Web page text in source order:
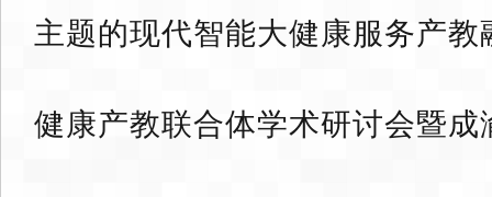
主题的现代智能大健康服务产
健康产教联合体学术研讨会暨